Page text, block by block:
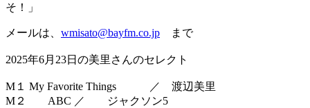
そ！」
メールは、 wmisato@bayfm.co.jp まで
2025年6月23日の美里さんのセレクト
M１ My Favorite Things ／ 渡辺美里
M２ ABC ／ ジャクソン5